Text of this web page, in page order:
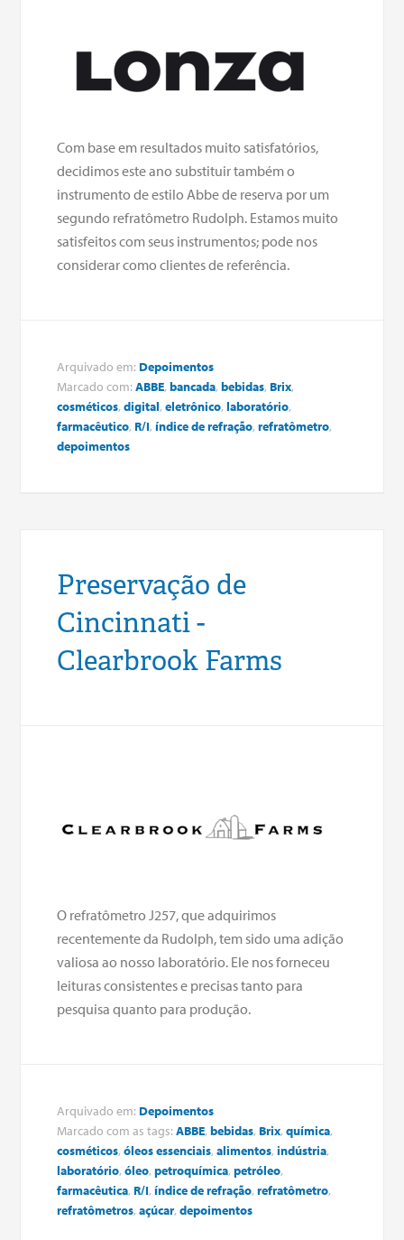
Com base em resultados muito satisfatórios,
decidimos este ano substituir também o
instrumento de estilo Abbe de reserva por um
segundo refratômetro Rudolph. Estamos muito
satisfeitos com seus instrumentos; pode nos
considerar como clientes de referência.
Arquivado em: Depoimentos
Marcado com:ABBE,bancada,bebidas, Brix,
cosméticos,digital,eletrônico,laboratório,
farmacêutico, R/I,índice de refração,refratômetro,
depoimentos
Preservação de
Cincinnati -
Clearbrook Farms
O refratômetro J257, que adquirimos
recentemente da Rudolph, tem sido uma adição
valiosa ao nosso laboratório. Ele nos forneceu
leituras consistentes e precisas tanto para
pesquisa quanto para produção.
Arquivado em: Depoimentos
Marcado com as tags:ABBE,bebidas, Brix,química,
cosméticos,óleos essenciais,alimentos,indústria,
laboratório,óleo,petroquímica,petróleo,
farmacêutica, R/I,índice de refração,refratômetro,
refratômetros,açúcar,depoimentos